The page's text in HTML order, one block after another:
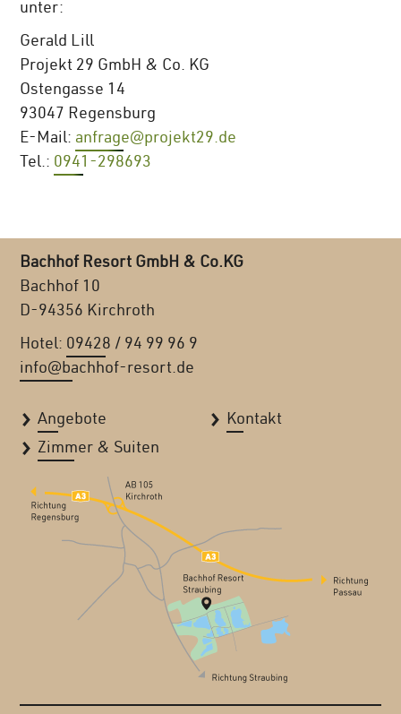
unter:
Gerald Lill
Projekt 29 GmbH & Co. KG
Ostengasse 14
93047 Regensburg
E-Mail: anfrage@projekt29.de
Tel.: 0941-298693
Bachhof Resort GmbH & Co.KG
Bachhof 10
D-94356 Kirchroth
Hotel: 09428 / 94 99 96 9
info@bachhof-resort.de
Angebote
Zimmer & Suiten
Kontakt